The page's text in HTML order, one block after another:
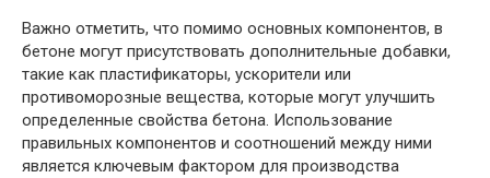
Важно отметить, что помимо основных компонентов, в
бетоне могут присутствовать дополнительные добавки,
такие как пластификаторы, ускорители или
противоморозные вещества, которые могут улучшить
определенные свойства бетона. Использование
правильных компонентов и соотношений между ними
является ключевым фактором для производства